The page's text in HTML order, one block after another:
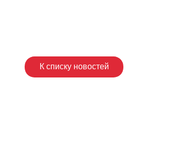
К списку новостей